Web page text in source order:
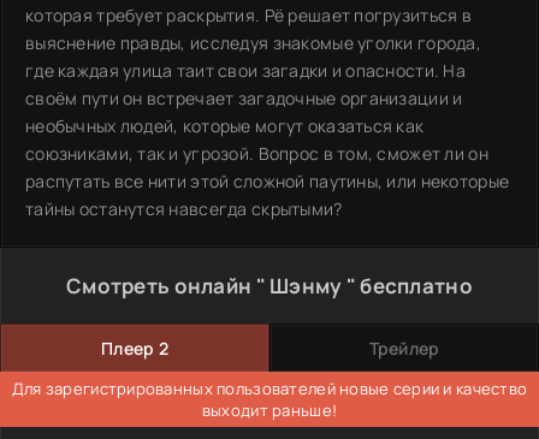
которая требует раскрытия. Рё решает погрузиться в
выяснение правды, исследуя знакомые уголки города,
где каждая улица таит свои загадки и опасности. На
своём пути он встречает загадочные организации и
необычных людей, которые могут оказаться как
союзниками, так и угрозой. Вопрос в том, сможет ли он
распутать все нити этой сложной паутины, или некоторые
тайны останутся навсегда скрытыми?
Смотреть онлайн " Шэнму " бесплатно
Плеер 2 Трейлер
Для зарегистрированных пользователей новые серии и качество
выходит раньше!